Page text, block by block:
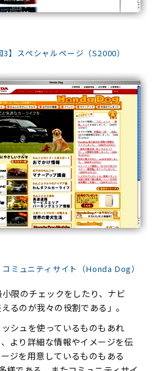
3】スペシャルページ（S2000）
コミュニティサイト（Honda Dog）
限のチェックをしたり、ナビ
るのが我々の役割である」。
シュを使っているものもあれ
より詳細な情報やイメージを伝
ジを用意しているものもある